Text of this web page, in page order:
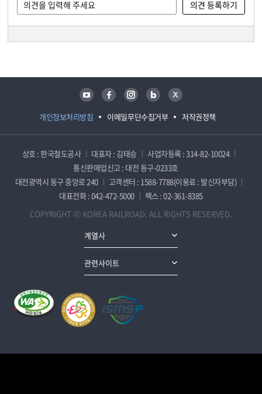
개인정보처리방침 이메일무단수집거부 저작권정책
유튜브 페이스북 인스타그램 블로그 트위터
상호 : 한국철도공사 대표자 : 김태승
사업자등록 : 314-82-10024
통신판매업신고 : 대전 동구-0233호
대전광역시 동구 중앙로 240
고객센터 : 1588-7788(이용료 : 발신자부담)
대표전화 : 042-472-5000
팩스 : 02-361-8385
COPYRIGHT ⓒ KOREA RAILROAD. ALL RIGHTS RESERVED.
계열사
관련사이트